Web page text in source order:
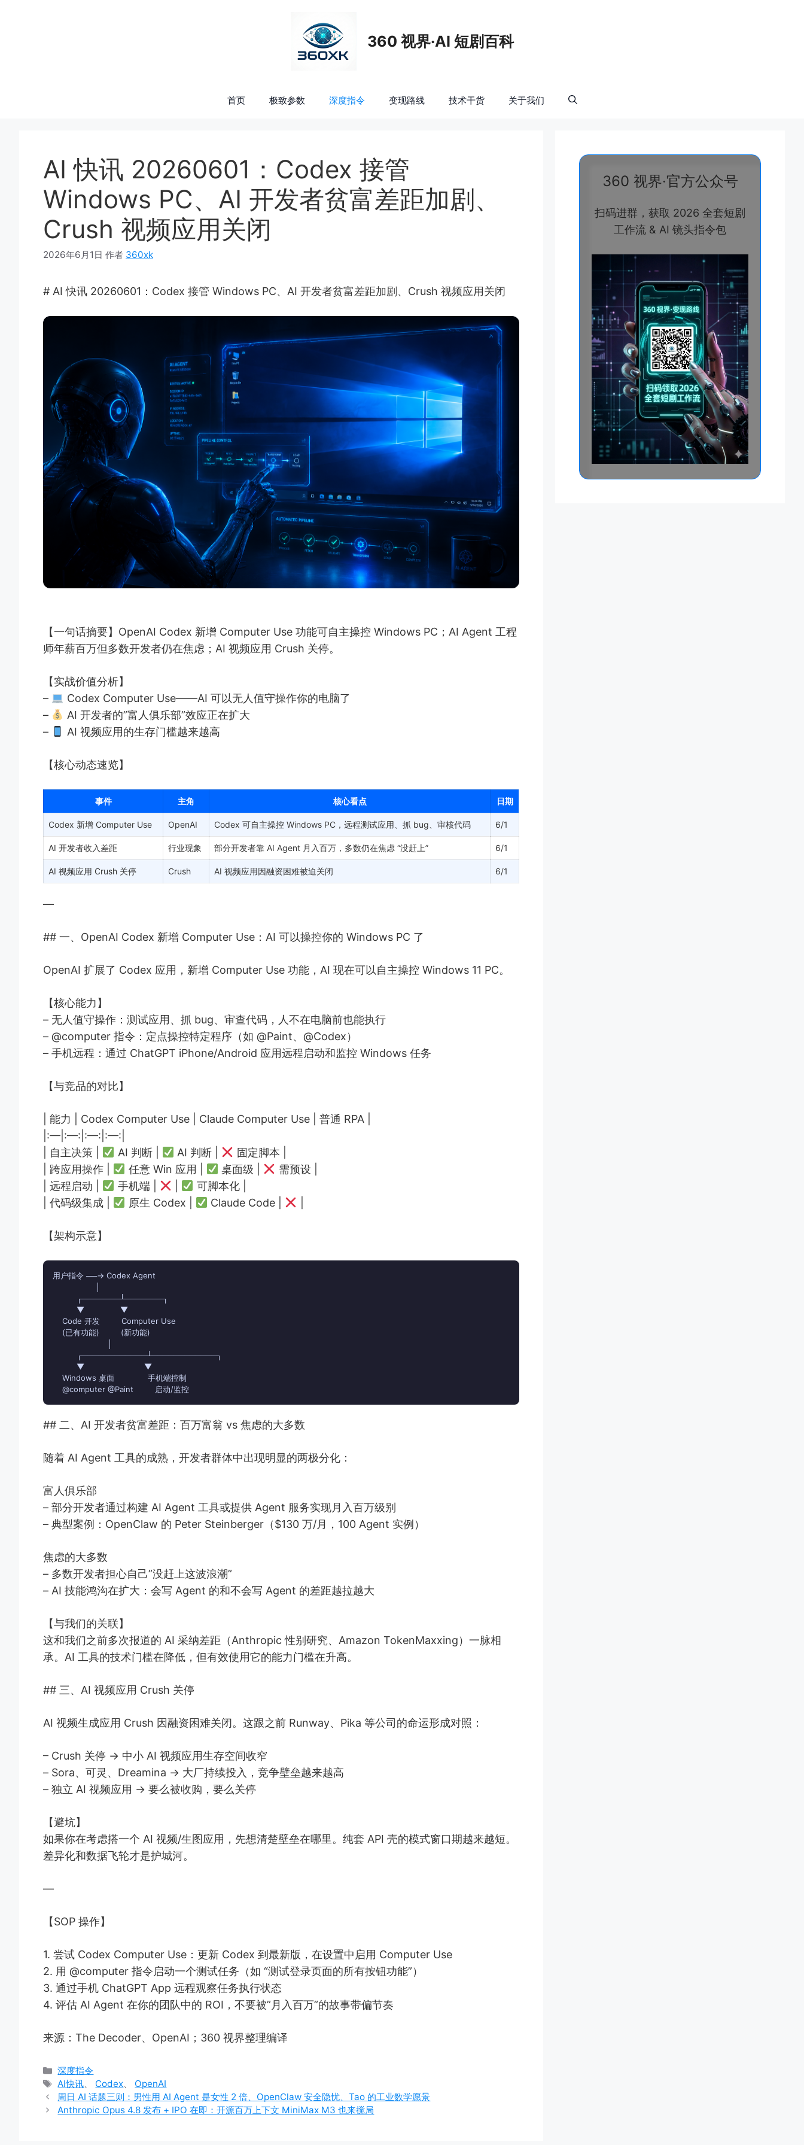
360 视界·AI 短剧百科
首页 极致参数 深度指令 变现路线 技术干货 关于我们
AI 快讯 20260601：Codex 接管
Windows PC、AI 开发者贫富差距加剧、
Crush 视频应用关闭
2026年6月1日 作者 360xk
# AI 快讯 20260601：Codex 接管 Windows PC、AI 开发者贫富差距加剧、Crush 视频应用关闭
【一句话摘要】OpenAI Codex 新增 Computer Use 功能可自主操控 Windows PC；AI Agent 工程
师年薪百万但多数开发者仍在焦虑；AI 视频应用 Crush 关停。
【实战价值分析】
–
Codex Computer Use——AI 可以无人值守操作你的电脑了
–
AI 开发者的”富人俱乐部”效应正在扩大
–
AI 视频应用的生存门槛越来越高
【核心动态速览】
事件 主角 核心看点 日期
Codex 新增 Computer Use OpenAI Codex 可自主操控 Windows PC，远程测试应用、抓 bug、审核代码 6/1
AI 开发者收入差距 行业现象 部分开发者靠 AI Agent 月入百万，多数仍在焦虑 “没赶上” 6/1
AI 视频应用 Crush 关停 Crush AI 视频应用因融资困难被迫关闭 6/1
—
## 一、OpenAI Codex 新增 Computer Use：AI 可以操控你的 Windows PC 了
OpenAI 扩展了 Codex 应用，新增 Computer Use 功能，AI 现在可以自主操控 Windows 11 PC。
【核心能力】
– 无人值守操作：测试应用、抓 bug、审查代码，人不在电脑前也能执行
– @computer 指令：定点操控特定程序（如 @Paint、@Codex）
– 手机远程：通过 ChatGPT iPhone/Android 应用远程启动和监控 Windows 任务
【与竞品的对比】
| 能力 | Codex Computer Use | Claude Computer Use | 普通 RPA |
|:—|:—:|:—:|:—:|
| 自主决策 |
AI 判断 | AI 判断 |
固定脚本 |
| 跨应用操作 |
任意 Win 应用 | 桌面级 |
需预设 |
| 远程启动 |
手机端 |
可脚本化 |
| 代码级集成 |
原生 Codex | Claude Code |
【架构示意】
用户指令 ──→ Codex Agent
          ┌───────┴───────┐
          ▼               ▼
    Code 开发         Computer Use
    (已有功能)         (新功能)
          ┌────────────┴────────────┐
          ▼                         ▼
    Windows 桌面              手机端控制
    @computer @Paint         启动/监控
## 二、AI 开发者贫富差距：百万富翁 vs 焦虑的大多数
随着 AI Agent 工具的成熟，开发者群体中出现明显的两极分化：
富人俱乐部
– 部分开发者通过构建 AI Agent 工具或提供 Agent 服务实现月入百万级别
– 典型案例：OpenClaw 的 Peter Steinberger（$130 万/月，100 Agent 实例）
焦虑的大多数
– 多数开发者担心自己”没赶上这波浪潮”
– AI 技能鸿沟在扩大：会写 Agent 的和不会写 Agent 的差距越拉越大
【与我们的关联】
这和我们之前多次报道的 AI 采纳差距（Anthropic 性别研究、Amazon TokenMaxxing）一脉相
承。AI 工具的技术门槛在降低，但有效使用它的能力门槛在升高。
## 三、AI 视频应用 Crush 关停
AI 视频生成应用 Crush 因融资困难关闭。这跟之前 Runway、Pika 等公司的命运形成对照：
– Crush 关停 → 中小 AI 视频应用生存空间收窄
– Sora、可灵、Dreamina → 大厂持续投入，竞争壁垒越来越高
– 独立 AI 视频应用 → 要么被收购，要么关停
【避坑】
如果你在考虑搭一个 AI 视频/生图应用，先想清楚壁垒在哪里。纯套 API 壳的模式窗口期越来越短。
差异化和数据飞轮才是护城河。
—
【SOP 操作】
1. 尝试 Codex Computer Use：更新 Codex 到最新版，在设置中启用 Computer Use
2. 用 @computer 指令启动一个测试任务（如 “测试登录页面的所有按钮功能”）
3. 通过手机 ChatGPT App 远程观察任务执行状态
4. 评估 AI Agent 在你的团队中的 ROI，不要被”月入百万”的故事带偏节奏
来源：The Decoder、OpenAI；360 视界整理编译
分
类
深度指令
标
签
AI快讯、 Codex、 OpenAI
周日 AI 话题三则：男性用 AI Agent 是女性 2 倍、OpenClaw 安全隐忧、Tao 的工业数学愿景
Anthropic Opus 4.8 发布 + IPO 在即：开源百万上下文 MiniMax M3 也来搅局
360 视界·官方公众号
扫码进群，获取 2026 全套短剧
工作流 & AI 镜头指令包